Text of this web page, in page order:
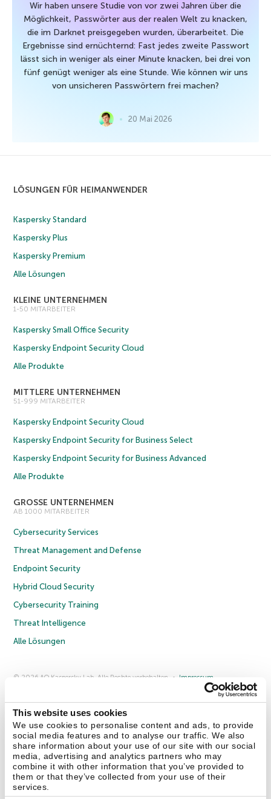
This website uses cookies
We use cookies to personalise content and ads, to provide
social media features and to analyse our traffic. We also
share information about your use of our site with our social
media, advertising and analytics partners who may
combine it with other information that you’ve provided to
them or that they’ve collected from your use of their
services.
Wir haben unsere Studie von vor zwei Jahren über die
Möglichkeit, Passwörter aus der realen Welt zu knacken,
die im Darknet preisgegeben wurden, überarbeitet. Die
Ergebnisse sind ernüchternd: Fast jedes zweite Passwort
lässt sich in weniger als einer Minute knacken, bei drei von
fünf genügt weniger als eine Stunde. Wie können wir uns
von unsicheren Passwörtern frei machen?
20 Mai 2026
LÖSUNGEN FÜR HEIMANWENDER
Kaspersky Standard
Kaspersky Plus
Kaspersky Premium
Alle Lösungen
KLEINE UNTERNEHMEN
1-50 MITARBEITER
Kaspersky Small Office Security
Kaspersky Endpoint Security Cloud
Alle Produkte
MITTLERE UNTERNEHMEN
51-999 MITARBEITER
Kaspersky Endpoint Security Cloud
Kaspersky Endpoint Security for Business Select
Kaspersky Endpoint Security for Business Advanced
Alle Produkte
GROSSE UNTERNEHMEN
AB 1000 MITARBEITER
Cybersecurity Services
Threat Management and Defense
Endpoint Security
Hybrid Cloud Security
Cybersecurity Training
Threat Intelligence
Alle Lösungen
© 2026 AO Kaspersky Lab. Alle Rechte vorbehalten.
Impressum
Lizenzvereinbarung B2B
Anmeldung zum Newsletter für B2B-Vertriebspartner
Kontakt Über uns Partner Blog
Weitere Informationen
Pressemitteilungen
Securelist Eugene Personal Blog Enzyklopädie